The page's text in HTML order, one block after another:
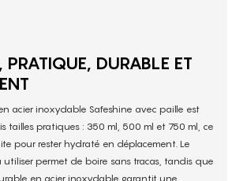
PRATIQUE, DURABLE ET
acier inoxydable Safeshine avec paille est
tailles pratiques : 350 ml, 500 ml et 750 ml, ce
pour rester hydraté en déplacement. Le
utiliser permet de boire sans tracas, tandis que
en acier inoxydable garantit une